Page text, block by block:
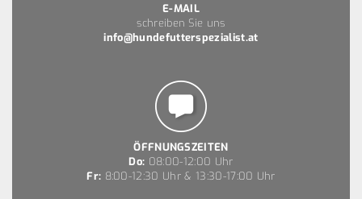
E-MAIL
schreiben Sie uns
info@hundefutterspezialist.at
ÖFFNUNGSZEITEN
Do: 08:00-12:00 Uhr
Fr: 8:00-12:30 Uhr & 13:30-17:00 Uhr